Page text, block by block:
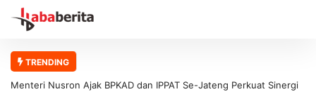
TRENDING
Menteri Nusron Ajak BPKAD dan IPPAT Se-Jateng Perkuat Sinergi